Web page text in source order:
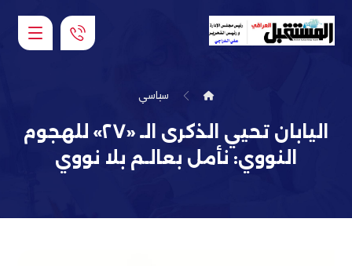
سياسي
اليابان تحيي الذكرى الـ «٢٧» للهجوم
النووي: نأمل بعالـم بلا نووي